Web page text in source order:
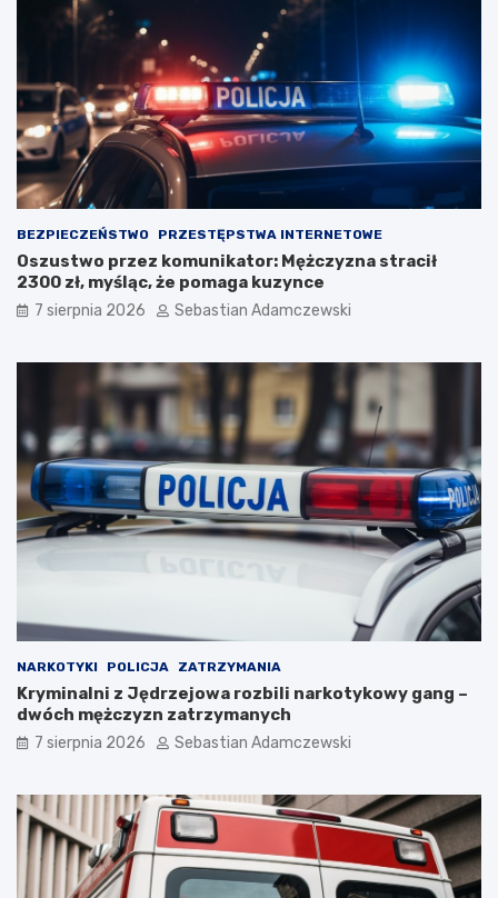
BEZPIECZEŃSTWO PRZESTĘPSTWA INTERNETOWE
Oszustwo przez komunikator: Mężczyzna stracił
2300 zł, myśląc, że pomaga kuzynce
7 sierpnia 2026 Sebastian Adamczewski
NARKOTYKI POLICJA ZATRZYMANIA
Kryminalni z Jędrzejowa rozbili narkotykowy gang –
dwóch mężczyzn zatrzymanych
7 sierpnia 2026 Sebastian Adamczewski